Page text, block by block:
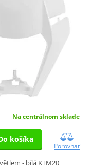
Na centrálnom sklade
košíka
Porovnať
- bílá KTM20